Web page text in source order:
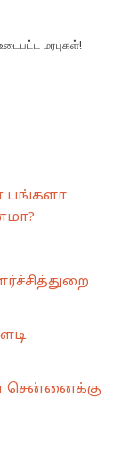
மரபுகள்!
பங்களா
சென்னைக்கு